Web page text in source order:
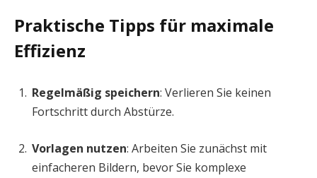
Praktische Tipps für maximale
Effizienz
Regelmäßig speichern: Verlieren Sie keinen
Fortschritt durch Abstürze.
Vorlagen nutzen: Arbeiten Sie zunächst mit
einfacheren Bildern, bevor Sie komplexe